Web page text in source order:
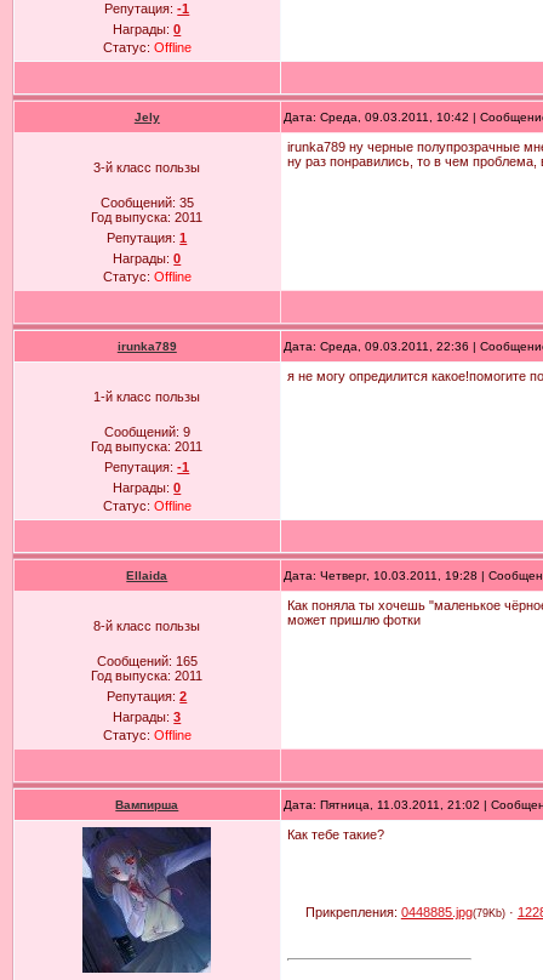
Репутация:-1
Награды:0
Статус: Offline
Jely Дата: Среда, 09.03.2011, 10:42 |
3-й класс пользы
Сообщений: 35
Год выпуска:2011
Репутация:1
Награды:0
Статус: Offline
irunka789 ну черные полупрозрачные
ну раз понравились, то в чем проблема,
irunka789 Дата: Среда, 09.03.2011, 22:36 |
1-й класс пользы
Сообщений: 9
Год выпуска:2011
Репутация:-1
Награды:0
Статус: Offline
я не могу опредилится какое!помогите
Ellaida Дата: Четверг, 10.03.2011, 19:28 |
8-й класс пользы
Сообщений: 165
Год выпуска:2011
Репутация:2
Награды:3
Статус: Offline
Как поняла ты хочешь "маленькое
может пришлю фотки
Вампирша Дата: Пятница, 11.03.2011, 21:02 |
Как тебе такие?
Прикрепления: 0448885.jpg(79Kb)·